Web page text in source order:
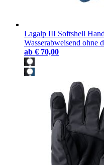
Lagalp III Softshell
Wasserabweisend ohne
ab € 70,00